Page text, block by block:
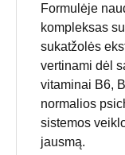
Formulėje
kompleksas
sukatžolės
vertinami dėl
vitaminai B6,
normalios
sistemos
jausmą.